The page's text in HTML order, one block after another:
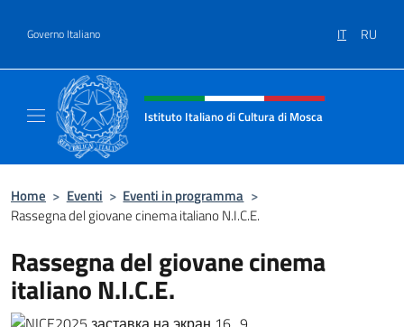
Governo Italiano IT RU
Intestazione sito, social e menù
Istituto Italiano di Cultura di Mosca
Home > Eventi > Eventi in programma >
Rassegna del giovane cinema italiano N.I.C.E.
Rassegna del giovane cinema
italiano N.I.C.E.